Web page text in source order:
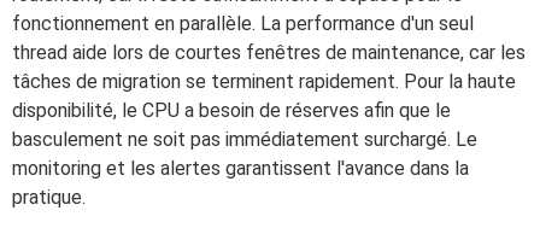
fonctionnement en parallèle. La performance d'un seul
thread aide lors de courtes fenêtres de maintenance, car les
tâches de migration se terminent rapidement. Pour la haute
disponibilité, le CPU a besoin de réserves afin que le
basculement ne soit pas immédiatement surchargé. Le
monitoring et les alertes garantissent l'avance dans la
pratique.